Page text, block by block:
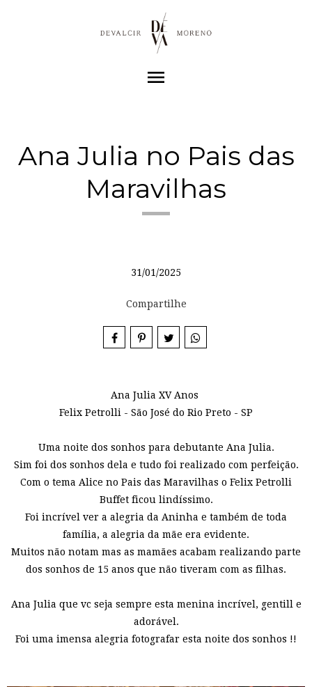
menu
Ana Julia no Pais das
Maravilhas
31/01/2025
Compartilhe
Ana Julia XV Anos
Felix Petrolli - São José do Rio Preto - SP
Uma noite dos sonhos para debutante Ana Julia.
Sim foi dos sonhos dela e tudo foi realizado com perfeição.
Com o tema Alice no Pais das Maravilhas o Felix Petrolli
Buffet ficou lindíssimo.
Foi incrível ver a alegria da Aninha e também de toda
família, a alegria da mãe era evidente.
Muitos não notam mas as mamães acabam realizando parte
dos sonhos de 15 anos que não tiveram com as filhas.
Ana Julia que vc seja sempre esta menina incrível, gentill e
adorável.
Foi uma imensa alegria fotografar esta noite dos sonhos !!